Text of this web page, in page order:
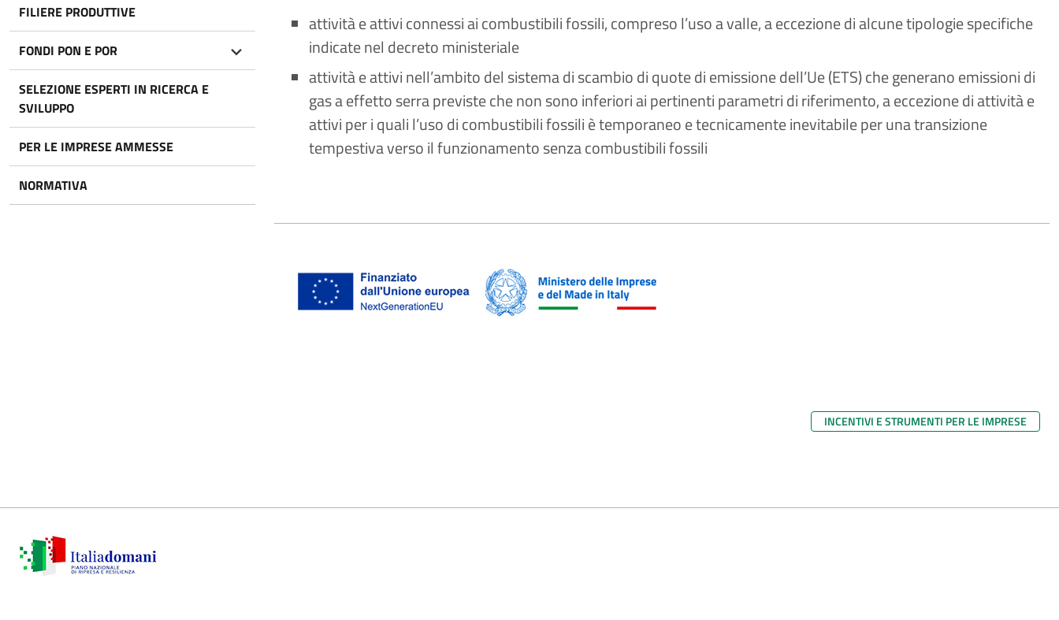
FILIERE PRODUTTIVE
FONDI PON E POR
SELEZIONE ESPERTI IN RICERCA E
SVILUPPO
PER LE IMPRESE AMMESSE
NORMATIVA
attività e attivi connessi ai combustibili fossili, compreso l’uso a valle, a eccezione di alcune tipologie specifiche
indicate nel decreto ministeriale
attività e attivi nell’ambito del sistema di scambio di quote di emissione dell’Ue (ETS) che generano emissioni di
gas a effetto serra previste che non sono inferiori ai pertinenti parametri di riferimento, a eccezione di attività e
attivi per i quali l’uso di combustibili fossili è temporaneo e tecnicamente inevitabile per una transizione
tempestiva verso il funzionamento senza combustibili fossili
INCENTIVI E STRUMENTI PER LE IMPRESE